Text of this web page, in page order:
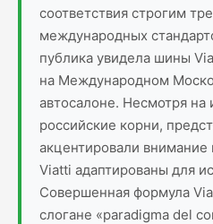
соответствия строгим
международных
публика увидела шины
на Международном
автосалоне. Несмотря
российские корни,
акцентировали
Viatti адаптированы для
Совершенная формула
слогане «рaradigma del